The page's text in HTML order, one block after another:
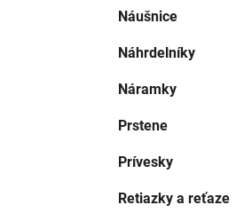
Náušnice
Náhrdelníky
Náramky
Prstene
Prívesky
Retiazky a reťaze